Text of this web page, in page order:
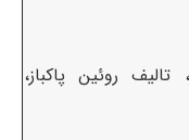
تالیف روئین پاکباز،